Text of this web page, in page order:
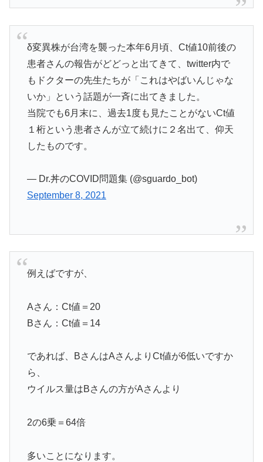
δ変異株が台湾を襲った本年6月頃、Ct値10前後の
患者さんの報告がどどっと出てきて、twitter内で
もドクターの先生たちが「これはやばいんじゃな
いか」という話題が一斉に出てきました。
当院でも6月末に、過去1度も見たことがないCt値
１桁という患者さんが立て続けに２名出て、仰天
したものです。
— Dr.丼のCOVID問題集 (@sguardo_bot)
September 8, 2021
例えばですが、
Aさん：Ct値＝20
Bさん：Ct値＝14
であれば、BさんはAさんよりCt値が6低いですか
ら、
ウイルス量はBさんの方がAさんより
2の6乗＝64倍
多いことになります。